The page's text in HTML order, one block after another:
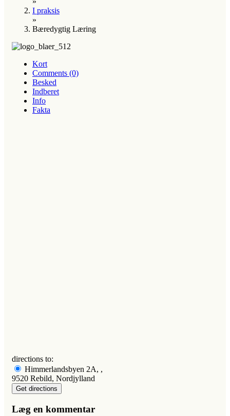
I praksis
»
Bæredygtig Læring
Kort
Comments (0)
Besked
Indberet
Info
Fakta
directions to:
Himmerlandsbyen 2A, ,
9520 Rebild, Nordjylland
Læg en kommentar